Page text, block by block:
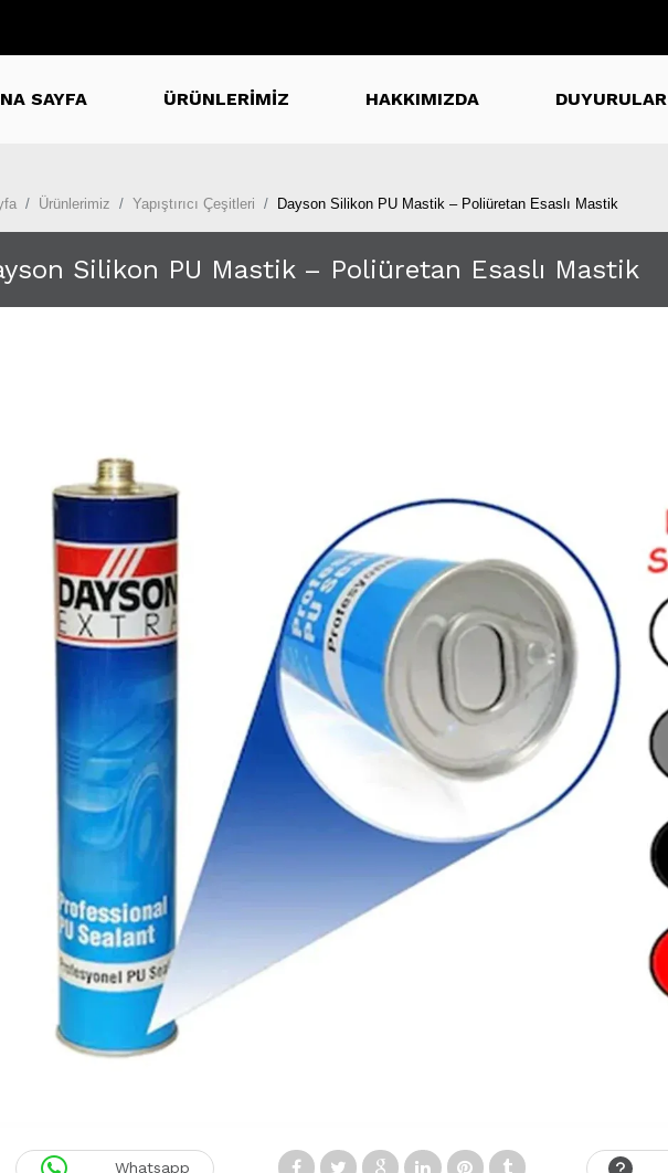
SAYFA ÜRÜNLERİMİZ HAKKIMIZDA DUYURULAR
Ürünlerimiz Yapıştırıcı Çeşitleri Dayson Silikon PU Mastik – Poliüretan Esaslı Mastik
Silikon PU Mastik – Poliüretan Esaslı Mastik
Whatsapp